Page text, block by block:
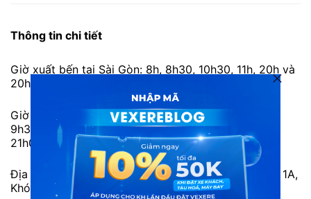
Thông tin chi tiết
Giờ xuất bến tại Sài Gòn: 8h, 8h30, 10h30, 11h, 20h và
20h30 hàng ngày.
Giờ xuất bến tại Bạc Liêu: 8h30, 8h50, 9h10, 9h15,
9h35, 20h, 20h20, 20h30, 20h40, 20h45, 20h50,
21h05 và 21h15 hàng ngày.
Địa chỉ nhà xe: 18 đường 23, Quận 6 – 409 Quốc lộ 1A,
Khóm 2, Giá Rai, Bạc Liêu.